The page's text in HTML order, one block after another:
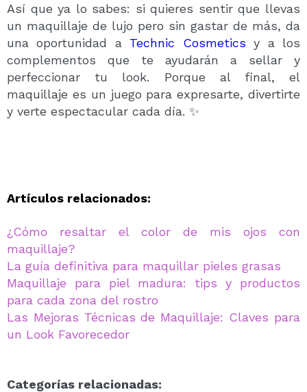
Así que ya lo sabes: si quieres sentir que llevas
un maquillaje de lujo pero sin gastar de más, da
una oportunidad a Technic Cosmetics y a los
complementos que te ayudarán a sellar y
perfeccionar tu look. Porque al final, el
maquillaje es un juego para expresarte, divertirte
y verte espectacular cada día. ✨
Artículos relacionados:
¿Cómo resaltar el color de mis ojos con
maquillaje?
La guía definitiva para maquillar pieles grasas
Maquillaje para piel madura: tips y productos
para cada zona del rostro
Las Mejoras Técnicas de Maquillaje: Claves para
un Look Favorecedor
Categorías relacionadas: